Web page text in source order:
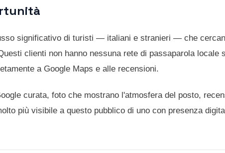
significativo di turisti — italiani e stranieri — che
clienti non hanno nessuna rete di passaparola locale
a Google Maps e alle recensioni.
curata, foto che mostrano l'atmosfera del posto,
più visibile a questo pubblico di uno con presenza